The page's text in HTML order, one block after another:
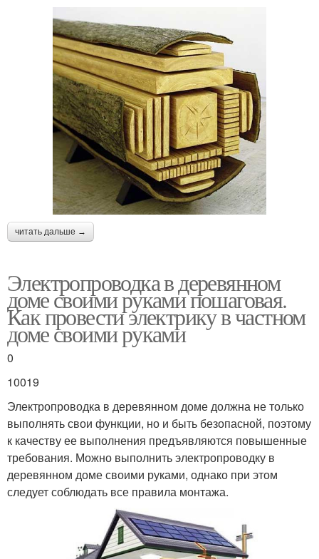
читать дальше →
Электропроводка в деревянном
доме своими руками пошаговая.
Как провести электрику в частном
доме своими руками
0
10019
Электропроводка в деревянном доме должна не только
выполнять свои функции, но и быть безопасной, поэтому
к качеству ее выполнения предъявляются повышенные
требования. Можно выполнить электропроводку в
деревянном доме своими руками, однако при этом
следует соблюдать все правила монтажа.